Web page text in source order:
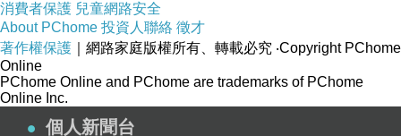
最低限度的邏輯思考與表達的
法
以課堂分組討論和實作練習，讓夥伴們實際使用
邏輯工具
解析閱讀、進行推論/思考，練習溝通表達，簡報
消費者保護 兒童網路安全
About PChome 投資人聯絡 徵才
著作權保護 ｜網路家庭版權所有、轉載必究 ‧Copyright PChome
Online
PChome Online and PChome are trademarks of PChome
Online Inc.
個人新聞台